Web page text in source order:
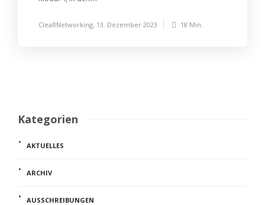
CleaRNetworking, 13. Dezember 2023 18 Min.
Kategorien
AKTUELLES
ARCHIV
AUSSCHREIBUNGEN